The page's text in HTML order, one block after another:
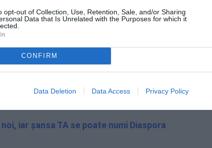
opt-out of Collection, Use, Retention, Sale, and/or Sharing
Data that Is Unrelated with the Purposes for which it
CONFIRM
Data Deletion Data Access Privacy Policy
dar nu în regiunea București-Ilfov;
agricolă nouă, în mediul urban;
universitare);
independentă;
de afaceri de către un juriu
de afaceri.
iar șansa TA se poate numi Diaspora